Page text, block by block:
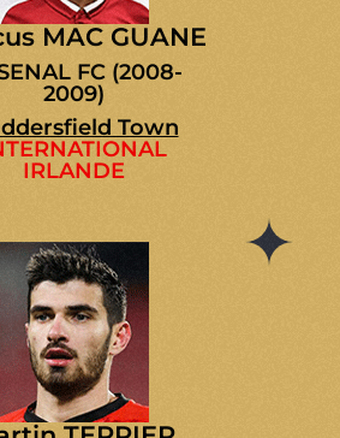
MAC GUANE
FC (2008-
2009)
Town
IRLANDE